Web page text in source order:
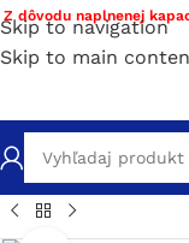
Skip to navigation
Skip to main
Z dôvodu naplnenej
/Obchod/